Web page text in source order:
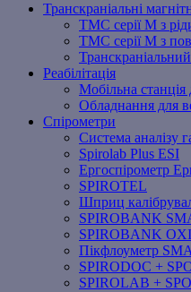
Транскраніальні
ТМС серії M з
ТМС серії M з
Реабілітація
Мобільна станція
Обладнання для
Спірометри
Система аналізу
Spirolab Plus ESI
Ергоспірометр
SPIROTEL
Шприц
SPIROBANK
SPIROBANK OXI
Пікфлоуметр
SPIRODOC +
SPIROLAB +